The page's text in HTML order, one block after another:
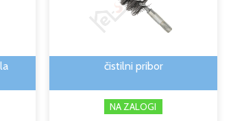
čistilni pribor
NA ZALOGI
strani